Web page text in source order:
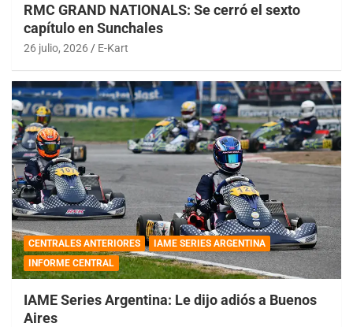
RMC GRAND NATIONALS: Se cerró el sexto
capítulo en Sunchales
26 julio, 2026 E-Kart
CENTRALES ANTERIORES
IAME SERIES ARGENTINA
INFORME CENTRAL
IAME Series Argentina: Le dijo adiós a Buenos
Aires